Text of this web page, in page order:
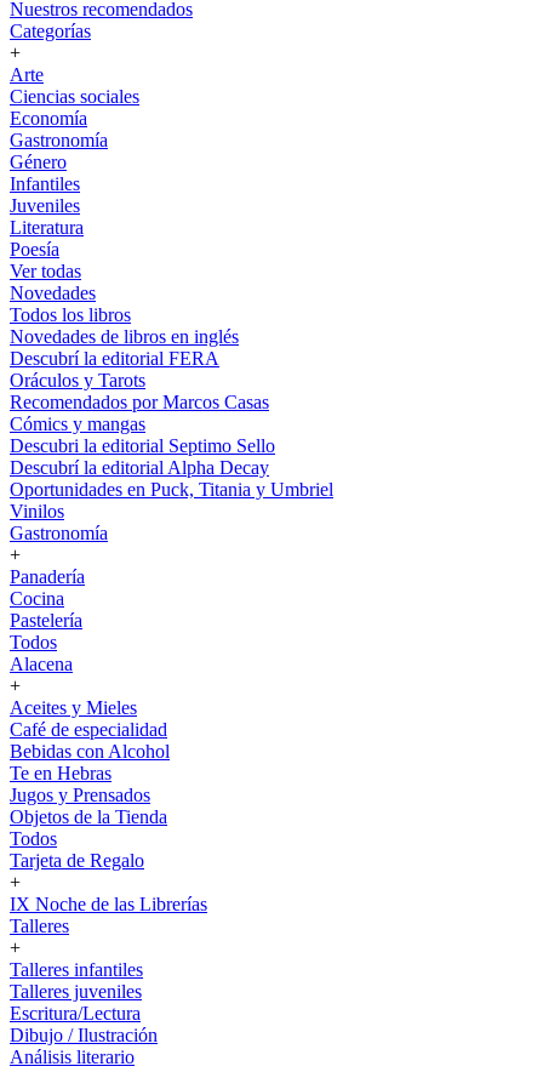
Nuestros recomendados
Categorías
+
Arte
Ciencias sociales
Economía
Gastronomía
Género
Infantiles
Juveniles
Literatura
Poesía
Ver todas
Novedades
Todos los libros
Novedades de libros en inglés
Descubrí la editorial FERA
Oráculos y Tarots
Recomendados por Marcos Casas
Cómics y mangas
Descubri la editorial Septimo Sello
Descubrí la editorial Alpha Decay
Oportunidades en Puck, Titania y Umbriel
Vinilos
Gastronomía
+
Panadería
Cocina
Pastelería
Todos
Alacena
+
Aceites y Mieles
Café de especialidad
Bebidas con Alcohol
Te en Hebras
Jugos y Prensados
Objetos de la Tienda
Todos
Tarjeta de Regalo
+
IX Noche de las Librerías
Talleres
+
Talleres infantiles
Talleres juveniles
Escritura/Lectura
Dibujo / Ilustración
Análisis literario